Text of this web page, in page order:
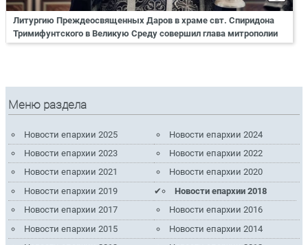
Литургию Преждеосвященных Даров в храме свт. Спиридона
Тримифунтского в Великую Среду совершил глава митрополии
Меню раздела
Новости епархии 2025
Новости епархии 2024
Новости епархии 2023
Новости епархии 2022
Новости епархии 2021
Новости епархии 2020
Новости епархии 2019
Новости епархии 2018
Новости епархии 2017
Новости епархии 2016
Новости епархии 2015
Новости епархии 2014